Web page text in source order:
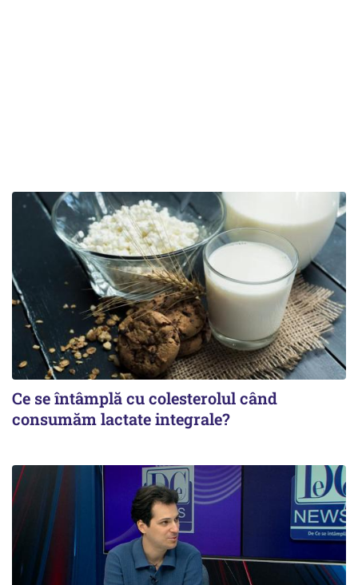
Ce se întâmplă cu colesterolul când
consumăm lactate integrale?